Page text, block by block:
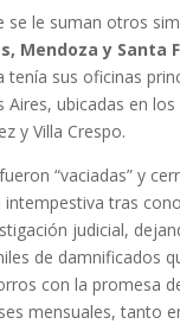
se le suman otros
Mendoza y Santa
tenía sus oficinas
Aires, ubicadas en
y Villa Crespo.
“vaciadas” y
tras
judicial,
de damnificados
con la promesa
mensuales, tanto